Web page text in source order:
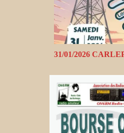
31/01/2026